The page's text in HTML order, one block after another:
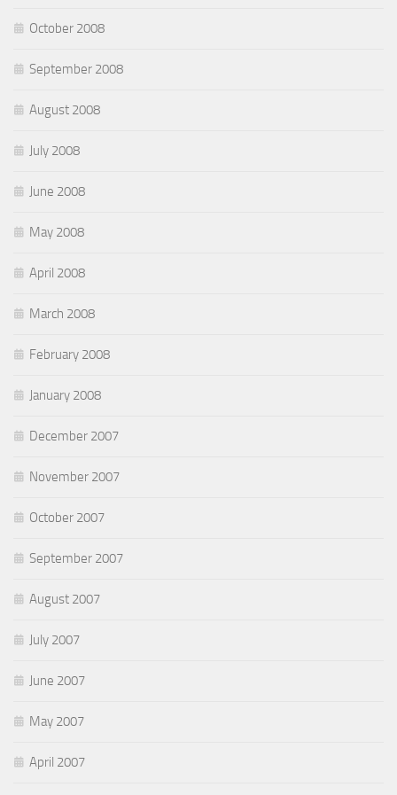
October 2008
September 2008
August 2008
July 2008
June 2008
May 2008
April 2008
March 2008
February 2008
January 2008
December 2007
November 2007
October 2007
September 2007
August 2007
July 2007
June 2007
May 2007
April 2007